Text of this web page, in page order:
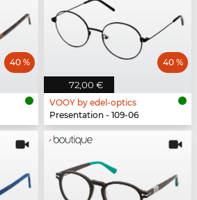
40 %
72,00 €
40 %
VOOY by edel-optics
Presentation - 109-06